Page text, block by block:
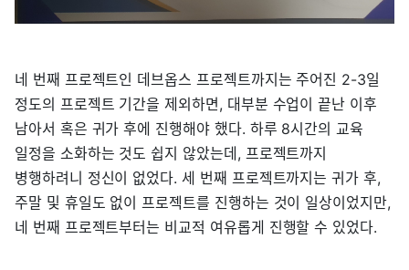
네 번째 프로젝트인 데브옵스 프로젝트까지는 주어진 2-3일
정도의 프로젝트 기간을 제외하면, 대부분 수업이 끝난 이후
남아서 혹은 귀가 후에 진행해야 했다. 하루 8시간의 교육
일정을 소화하는 것도 쉽지 않았는데, 프로젝트까지
병행하려니 정신이 없었다. 세 번째 프로젝트까지는 귀가 후,
주말 및 휴일도 없이 프로젝트를 진행하는 것이 일상이었지만,
네 번째 프로젝트부터는 비교적 여유롭게 진행할 수 있었다.